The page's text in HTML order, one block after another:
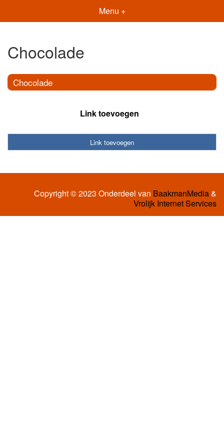
Menu +
Chocolade
Chocolade
Link toevoegen
Link toevoegen
Copyright © 2023 Onderdeel van BaakmanMedia&
Vrolijk Internet Services